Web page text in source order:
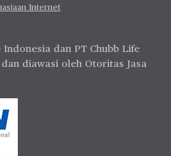
Internet
Indonesia dan PT Chubb Life
diawasi oleh Otoritas Jasa